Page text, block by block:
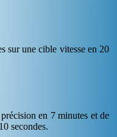
sur une cible vitesse en 20
en 7 minutes et de
secondes.